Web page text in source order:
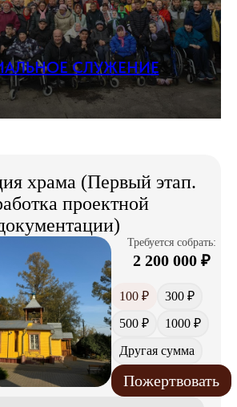
СЛУЖЕНИЕ
храма (Первый этап.
проектной
Требуется собрать:
2 200 000 ₽
100 ₽
300 ₽
500 ₽
1000 ₽
Другая сумма
Пожертвовать